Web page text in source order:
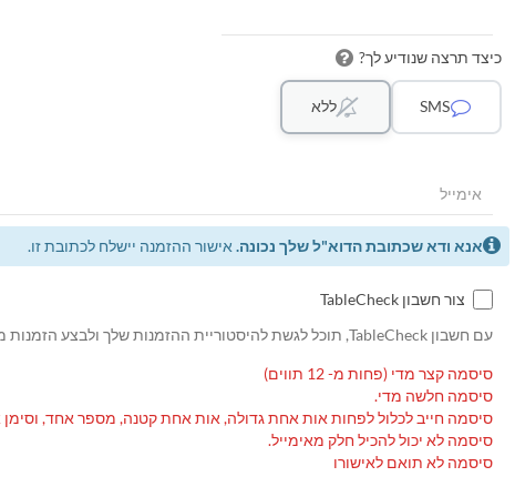
כיצד תרצה שנודיע לך?
SMS ללא
אנא ודא שכתובת הדוא"ל שלך נכונה.אישור ההזמנה יישלח לכתובת זו.
צור חשבון TableCheck
עם חשבון TableCheck, תוכל לגשת להיסטוריית ההזמנות שלך ולבצע הזמנות מחוזרות.
סיסמה קצר מדי (פחות מ- 12 תווים)
סיסמה חלשה מדי.
סיסמה חייב לכלול לפחות אות אחת גדולה, אות אחת קטנה, מספר אחד,
סיסמה לא יכול להכיל חלק מאימייל.
סיסמה לא תואם לאישורו